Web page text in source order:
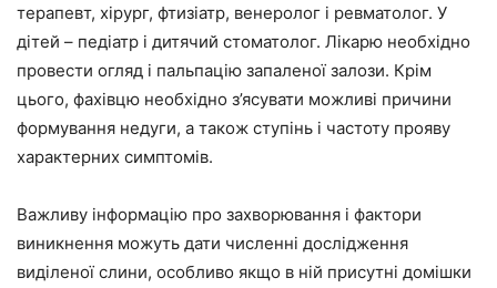
терапевт, хірург, фтизіатр, венеролог і ревматолог. У
дітей – педіатр і дитячий стоматолог. Лікарю необхідно
провести огляд і пальпацію запаленої залози. Крім
цього, фахівцю необхідно з’ясувати можливі причини
формування недуги, а також ступінь і частоту прояву
характерних симптомів.
Важливу інформацію про захворювання і фактори
виникнення можуть дати численні дослідження
виділеної слини, особливо якщо в ній присутні домішки